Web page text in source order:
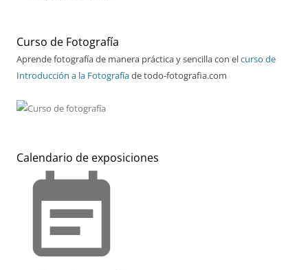
Curso de Fotografía
Aprende fotografía de manera práctica y sencilla con elcurso de
Introducción a la Fotografíade todo-fotografia.com
Calendario de exposiciones
event_note